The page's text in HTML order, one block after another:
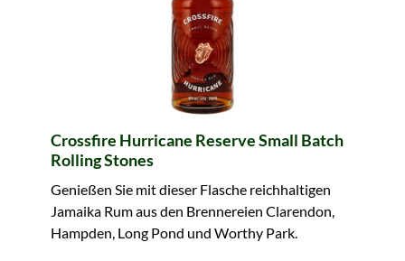
Crossfire Hurricane Reserve Small Batch
Rolling Stones
Genießen Sie mit dieser Flasche reichhaltigen
Jamaika Rum aus den Brennereien Clarendon,
Hampden, Long Pond und Worthy Park.